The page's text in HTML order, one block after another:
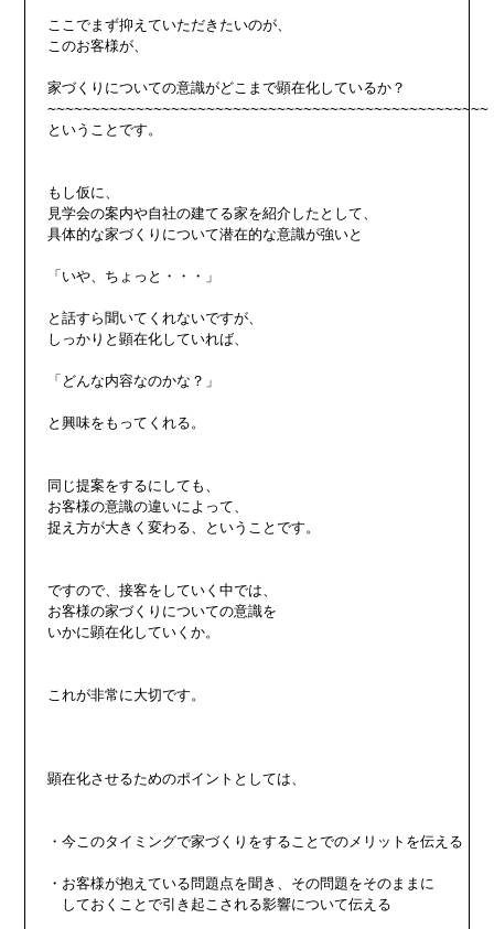
ここでまず抑えていただきたいのが、
このお客様が、
家づくりについての意識がどこまで顕在化しているか？
~~~~~~~~~~~~~~~~~~~~~~~~~~~~~~~~~~~~~~~~~~~~~~~~~~
ということです。
もし仮に、
見学会の案内や自社の建てる家を紹介したとして、
具体的な家づくりについて潜在的な意識が強いと
「いや、ちょっと・・・」
と話すら聞いてくれないですが、
しっかりと顕在化していれば、
「どんな内容なのかな？」
と興味をもってくれる。
同じ提案をするにしても、
お客様の意識の違いによって、
捉え方が大きく変わる、ということです。
ですので、接客をしていく中では、
お客様の家づくりについての意識を
いかに顕在化していくか。
これが非常に大切です。
顕在化させるためのポイントとしては、
・今このタイミングで家づくりをすることでのメリットを伝える
・お客様が抱えている問題点を聞き、その問題をそのままに
しておくことで引き起こされる影響について伝える